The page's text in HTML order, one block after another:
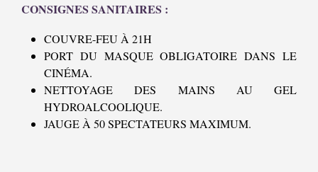
CONSIGNES SANITAIRES :
COUVRE-FEU À 21H
PORT DU MASQUE OBLIGATOIRE DANS LE
CINÉMA.
NETTOYAGE DES MAINS AU GEL
HYDROALCOOLIQUE.
JAUGE À 50 SPECTATEURS MAXIMUM.